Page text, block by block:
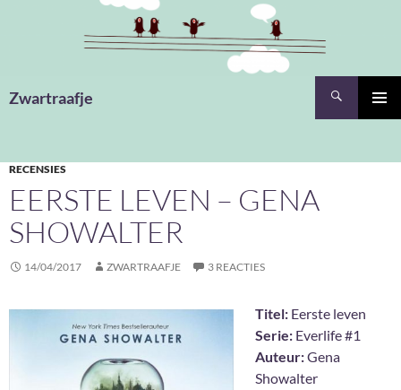
Zwartraafje
RECENSIES
EERSTE LEVEN – GENA
SHOWALTER
14/04/2017 ZWARTRAAFJE 3 REACTIES
Titel: Eerste leven
Serie: Everlife #1
Auteur:Gena
Showalter